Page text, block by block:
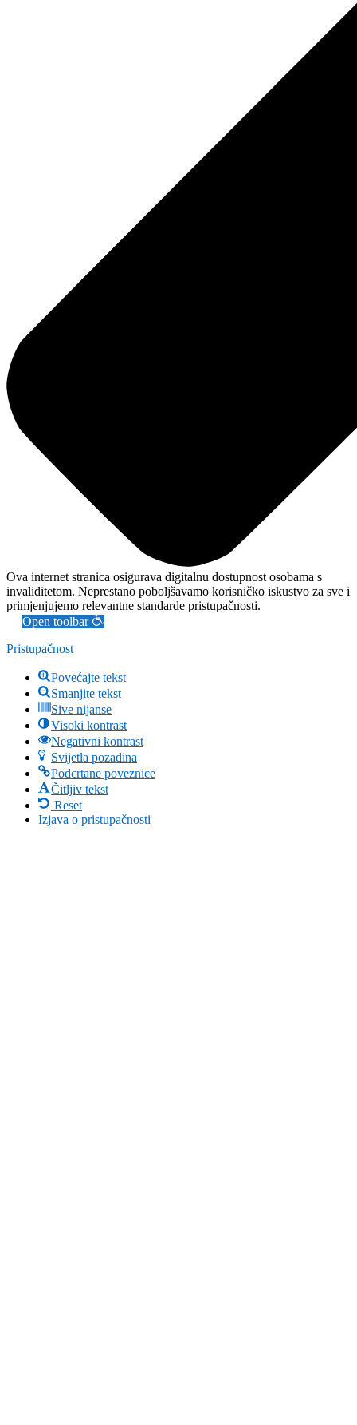
Ova internet stranica osigurava digitalnu dostupnost osobama s
invaliditetom. Neprestano poboljšavamo korisničko iskustvo za sve i
primjenjujemo relevantne standarde pristupačnosti.
Open toolbar
Pristupačnost
Povećajte tekst
Smanjite tekst
Sive nijanse
Visoki kontrast
Negativni kontrast
Svijetla pozadina
Podcrtane poveznice
Čitljiv tekst
Reset
Izjava o pristupačnosti